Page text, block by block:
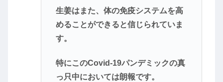
生姜はまた、体の免疫システムを高
めることができると信じられていま
す。
特にこのCovid-19パンデミックの真
っ只中においては朗報です。